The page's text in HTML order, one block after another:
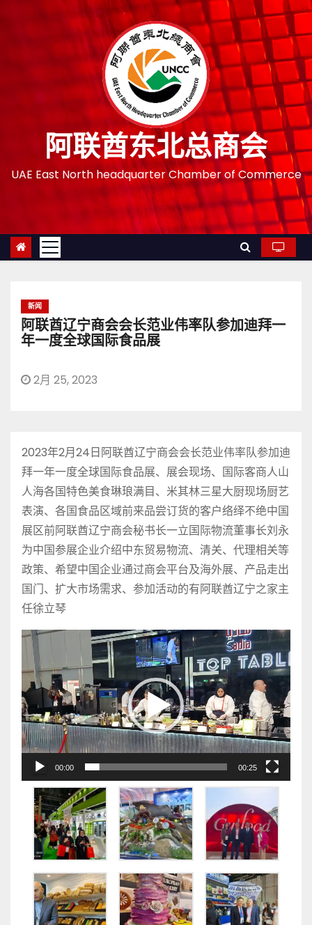
阿联酋东北总商会
UAE East North headquarter Chamber of Commerce
新闻
阿联酋辽宁商会会长范业伟率队参加迪拜一
年一度全球国际食品展
2月 25, 2023
2023年2月24日阿联酋辽宁商会会长范业伟率队参加迪
拜一年一度全球国际食品展、展会现场、国际客商人山
人海各国特色美食琳琅满目、米其林三星大厨现场厨艺
表演、各国食品区域前来品尝订货的客户络绎不绝中国
展区前阿联酋辽宁商会秘书长一立国际物流董事长刘永
为中国参展企业介绍中东贸易物流、清关、代理相关等
政策、希望中国企业通过商会平台及海外展、产品走出
国门、扩大市场需求、参加活动的有阿联酋辽宁之家主
任徐立琴
视
播
放
器
00:00 00:25